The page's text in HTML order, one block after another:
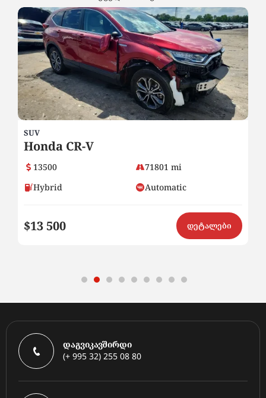
SUV
Honda CR-V
13500
71801 mi
Hybrid
Automatic
$13 500 დეტალები
დაგვიკავშირდი
(+ 995 32) 255 08 80